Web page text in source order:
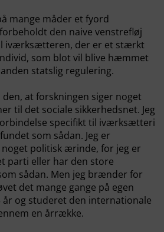
mange måder et fyord
den naive venstrefløj
iværksætteren, der er et stærkt
som blot vil blive hæmmet
statslig regulering.
at forskningen siger noget
til det sociale sikkerhedsnet. Jeg
specifikt til iværksætteri
som sådan. Jeg er
politisk ærinde, for jeg er
parti eller har den store
sådan. Men jeg brænder for
det mange gange på egen
år og studeret den internationale
en årrække.